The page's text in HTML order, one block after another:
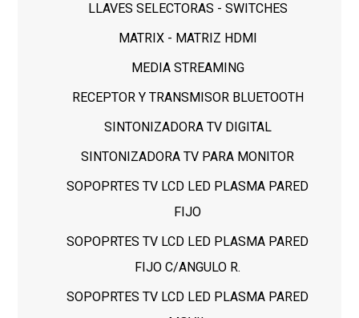
LLAVES SELECTORAS - SWITCHES
MATRIX - MATRIZ HDMI
MEDIA STREAMING
RECEPTOR Y TRANSMISOR BLUETOOTH
SINTONIZADORA TV DIGITAL
SINTONIZADORA TV PARA MONITOR
SOPOPRTES TV LCD LED PLASMA PARED
FIJO
SOPOPRTES TV LCD LED PLASMA PARED
FIJO C/ANGULO R.
SOPOPRTES TV LCD LED PLASMA PARED